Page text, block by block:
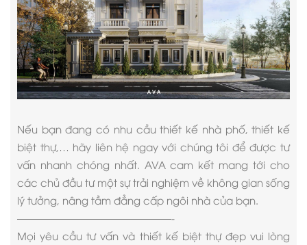
Nếu bạn đang có nhu cầu thiết kế nhà phố, thiết kế
biệt thự,… hãy liên hệ ngay với chúng tôi để được tư
vấn nhanh chóng nhất. AVA cam kết mang tới cho
các chủ đầu tư một sự trải nghiệm về không gian sống
lý tưởng, nâng tầm đẳng cấp ngôi nhà của bạn.
———————————————-
Mọi yêu cầu tư vấn và thiết kế biệt thự đẹp vui lòng